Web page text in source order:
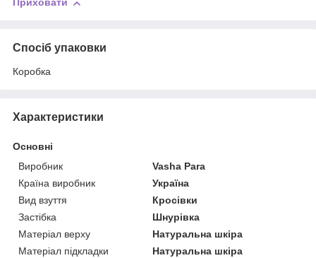
Приховати
Спосіб упаковки
Коробка
Характеристики
Основні
Виробник
Vasha Para
Країна виробник
Україна
Вид взуття
Кросівки
Застібка
Шнурівка
Матеріал верху
Натуральна шкіра
Матеріал підкладки
Натуральна шкіра